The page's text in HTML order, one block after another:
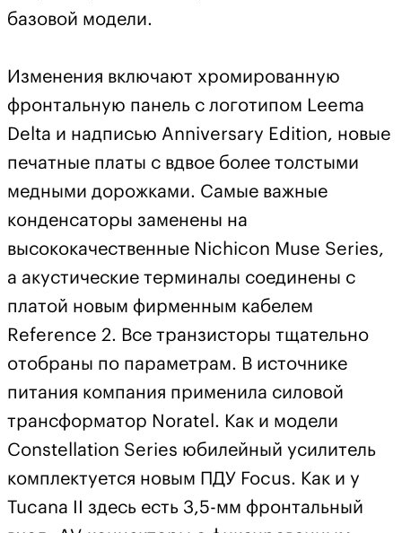
базовой модели.
Изменения включают хромированную
фронтальную панель с логотипом Leema
Delta и надписью Anniversary Edition, новые
печатные платы с вдвое более толстыми
медными дорожками. Самые важные
конденсаторы заменены на
высококачественные Nichicon Muse Series,
а акустические терминалы соединены с
платой новым фирменным кабелем
Reference 2. Все транзисторы тщательно
отобраны по параметрам. В источнике
питания компания применила силовой
трансформатор Noratel. Как и модели
Constellation Series юбилейный усилитель
комплектуется новым ПДУ Focus. Как и у
Tucana II здесь есть 3,5-мм фронтальный